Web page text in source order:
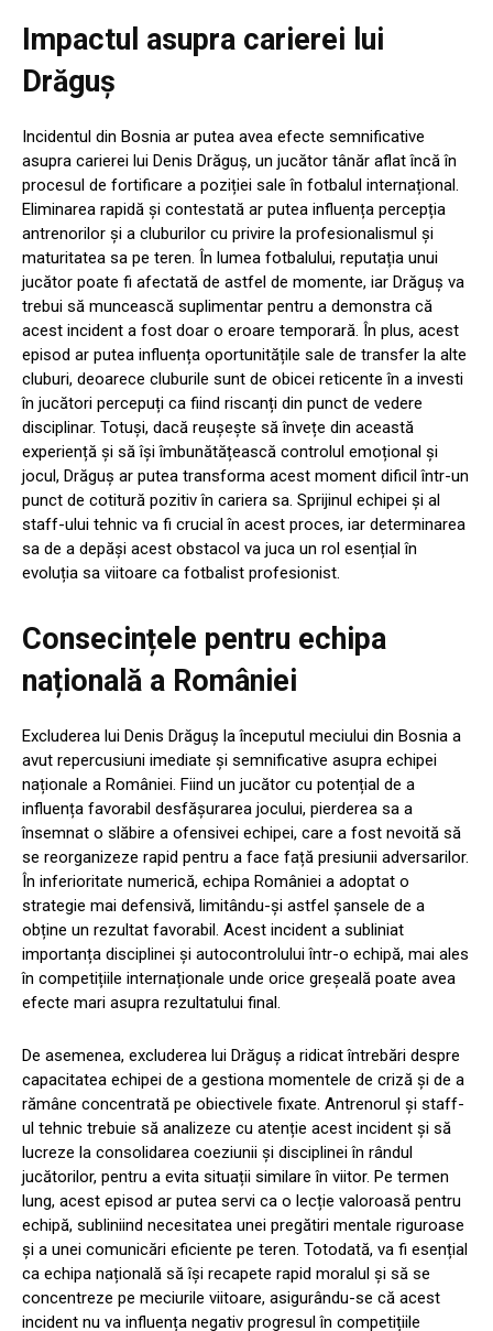
Impactul asupra carierei lui
Drăguș
Incidentul din Bosnia ar putea avea efecte semnificative
asupra carierei lui Denis Drăguș, un jucător tânăr aflat încă în
procesul de fortificare a poziției sale în fotbalul internațional.
Eliminarea rapidă și contestată ar putea influența percepția
antrenorilor și a cluburilor cu privire la profesionalismul și
maturitatea sa pe teren. În lumea fotbalului, reputația unui
jucător poate fi afectată de astfel de momente, iar Drăguș va
trebui să muncească suplimentar pentru a demonstra că
acest incident a fost doar o eroare temporară. În plus, acest
episod ar putea influența oportunitățile sale de transfer la alte
cluburi, deoarece cluburile sunt de obicei reticente în a investi
în jucători percepuți ca fiind riscanți din punct de vedere
disciplinar. Totuși, dacă reușește să învețe din această
experiență și să își îmbunătățească controlul emoțional și
jocul, Drăguș ar putea transforma acest moment dificil într-un
punct de cotitură pozitiv în cariera sa. Sprijinul echipei și al
staff-ului tehnic va fi crucial în acest proces, iar determinarea
sa de a depăși acest obstacol va juca un rol esențial în
evoluția sa viitoare ca fotbalist profesionist.
Consecințele pentru echipa
națională a României
Excluderea lui Denis Drăguș la începutul meciului din Bosnia a
avut repercusiuni imediate și semnificative asupra echipei
naționale a României. Fiind un jucător cu potențial de a
influența favorabil desfășurarea jocului, pierderea sa a
însemnat o slăbire a ofensivei echipei, care a fost nevoită să
se reorganizeze rapid pentru a face față presiunii adversarilor.
În inferioritate numerică, echipa României a adoptat o
strategie mai defensivă, limitându-și astfel șansele de a
obține un rezultat favorabil. Acest incident a subliniat
importanța disciplinei și autocontrolului într-o echipă, mai ales
în competițiile internaționale unde orice greșeală poate avea
efecte mari asupra rezultatului final.
De asemenea, excluderea lui Drăguș a ridicat întrebări despre
capacitatea echipei de a gestiona momentele de criză și de a
rămâne concentrată pe obiectivele fixate. Antrenorul și staff-
ul tehnic trebuie să analizeze cu atenție acest incident și să
lucreze la consolidarea coeziunii și disciplinei în rândul
jucătorilor, pentru a evita situații similare în viitor. Pe termen
lung, acest episod ar putea servi ca o lecție valoroasă pentru
echipă, subliniind necesitatea unei pregătiri mentale riguroase
și a unei comunicări eficiente pe teren. Totodată, va fi esențial
ca echipa națională să își recapete rapid moralul și să se
concentreze pe meciurile viitoare, asigurându-se că acest
incident nu va influența negativ progresul în competițiile